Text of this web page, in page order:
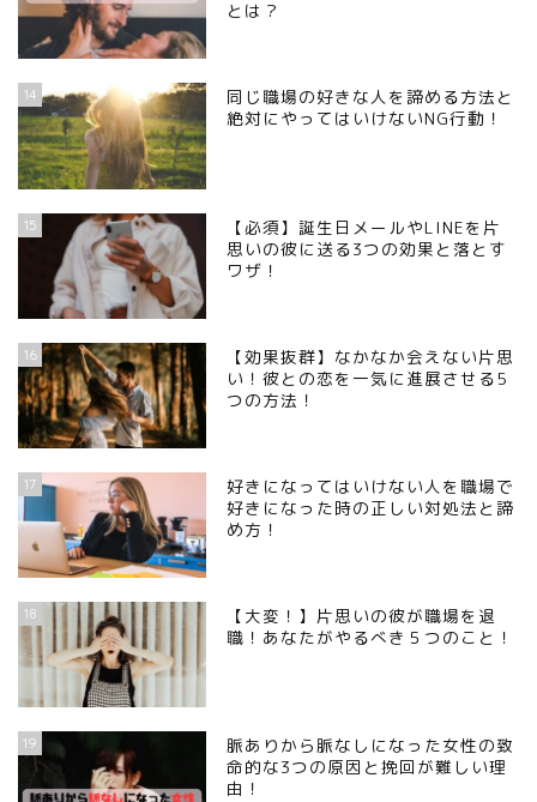
とは？
14
同じ職場の好きな人を諦める方法と
絶対にやってはいけないNG行動！
15
【必須】誕生日メールやLINEを片
思いの彼に送る3つの効果と落とす
ワザ！
16
【効果抜群】なかなか会えない片思
い！彼との恋を一気に進展させる5
つの方法！
17
好きになってはいけない人を職場で
好きになった時の正しい対処法と諦
め方！
18
【大変！】片思いの彼が職場を退
職！あなたがやるべき５つのこと！
19
脈ありから脈なしになった女性の致
命的な3つの原因と挽回が難しい理
由！